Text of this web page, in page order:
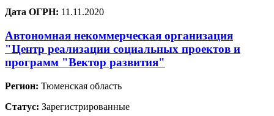
Дата ОГРН: 11.11.2020
Автономная некоммерческая организация
"Центр реализации социальных проектов и
программ "Вектор развития"
Регион: Тюменская область
Статус: Зарегистрированные